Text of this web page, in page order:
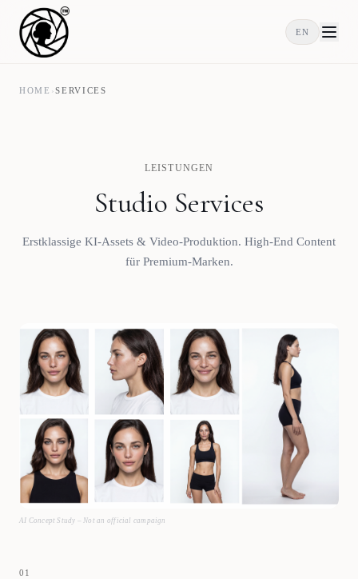
EN
HOME ›SERVICES
LEISTUNGEN
Studio Services
Erstklassige KI-Assets & Video-Produktion. High-End Content
für Premium-Marken.
AI Concept Study – Not an official campaign
01